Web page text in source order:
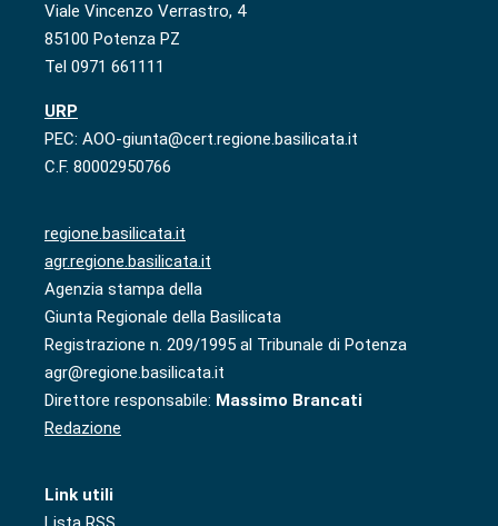
Viale Vincenzo Verrastro, 4
85100 Potenza PZ
Tel 0971 661111
URP
PEC: AOO-giunta@cert.regione.basilicata.it
C.F. 80002950766
regione.basilicata.it
agr.regione.basilicata.it
Agenzia stampa della
Giunta Regionale della Basilicata
Registrazione n. 209/1995 al Tribunale di Potenza
agr@regione.basilicata.it
Direttore responsabile: Massimo Brancati
Redazione
Link utili